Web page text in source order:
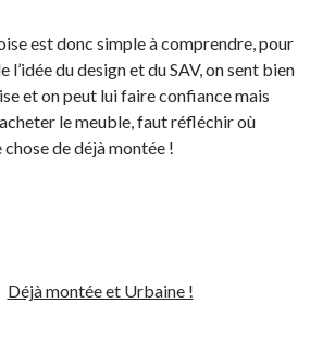
est donc simple à comprendre, pour
l’idée du design et du SAV, on sent bien
et on peut lui faire confiance mais
le meuble, faut réfléchir où
de déjà montée !